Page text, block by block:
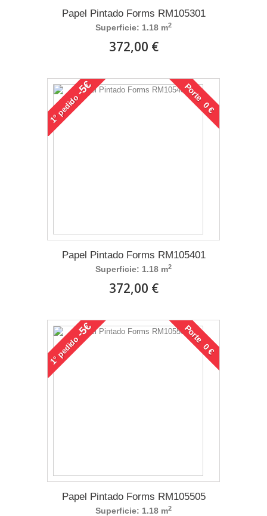
Papel Pintado Forms RM105301
Superficie: 1.18 m2
372,00 €
1°
pedido
-5€ Porte 0 €
Papel Pintado Forms RM105401
Superficie: 1.18 m2
372,00 €
1°
pedido
-5€ Porte 0 €
Papel Pintado Forms RM105505
Superficie: 1.18 m2